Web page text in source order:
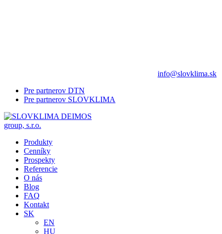
info@slovklima.sk
Pre partnerov DTN
Pre partnerov SLOVKLIMA
Produkty
Cenníky
Prospekty
Referencie
O nás
Blog
FAQ
Kontakt
SK
EN
HU